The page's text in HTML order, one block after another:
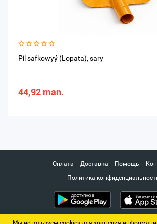
Pil safkowyý (Lopata), sary
44,92 man.
Оплата Доставка Помощь
Политика